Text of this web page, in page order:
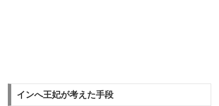
インへ王妃が考えた手段